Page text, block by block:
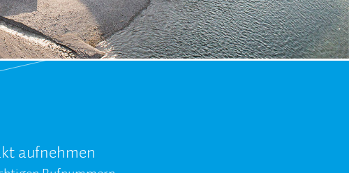
aufnehmen